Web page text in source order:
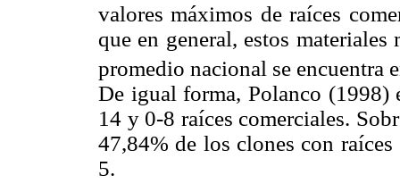
valores máximos de raíces
que en general, estos
promedio nacional se encuentra
De igual forma, Polanco (1998)
14 y 0-8 raíces comerciales.
47,84% de los clones con
5.